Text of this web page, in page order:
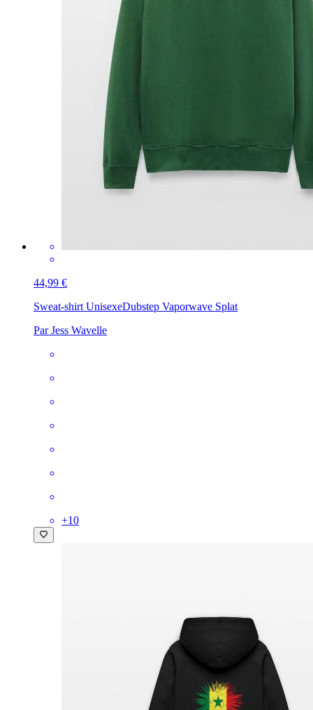
44,99 €
Sweat-shirt UnisexeDubstep Vaporwave Splat
Par Jess Wavelle
+10